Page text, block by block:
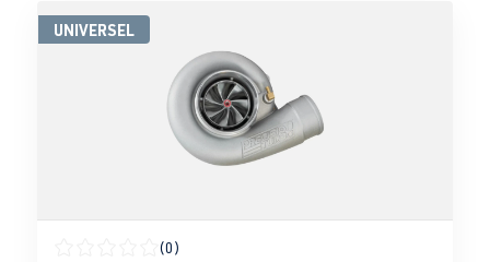
UNIVERSEL
(0)